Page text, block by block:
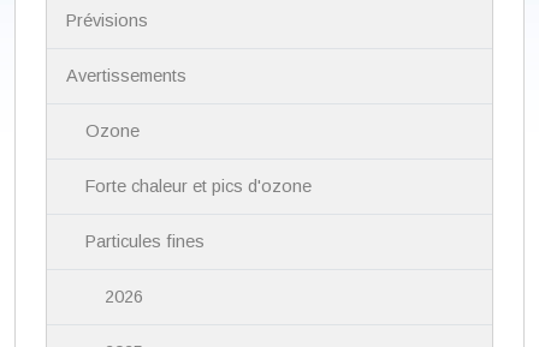
Prévisions
Avertissements
Ozone
Forte chaleur et pics d'ozone
Particules fines
2026